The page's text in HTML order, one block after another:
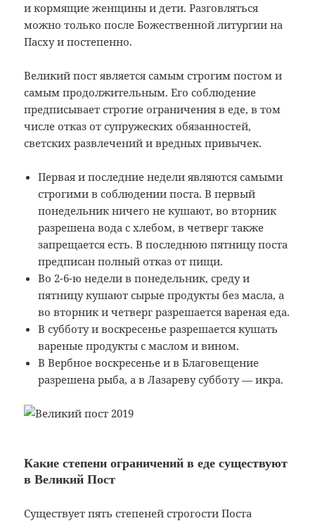
и кормящие женщины и дети. Разговляться
можно только после Божественной литургии на
Пасху и постепенно.
Великий пост является самым строгим постом и
самым продолжительным. Его соблюдение
предписывает строгие ограничения в еде, в том
числе отказ от супружеских обязанностей,
светских развлечений и вредных привычек.
Первая и последние недели являются самыми
строгими в соблюдении поста. В первый
понедельник ничего не кушают, во вторник
разрешена вода с хлебом, в четверг также
запрещается есть. В последнюю пятницу поста
предписан полный отказ от пищи.
Во 2-6-ю недели в понедельник, среду и
пятницу кушают сырые продукты без масла, а
во вторник и четверг разрешается вареная еда.
В субботу и воскресенье разрешается кушать
вареные продукты с маслом и вином.
В Вербное воскресенье и в Благовещение
разрешена рыба, а в Лазареву субботу — икра.
Какие степени ограничений в еде существуют
в Великий Пост
Существует пять степеней строгости Поста